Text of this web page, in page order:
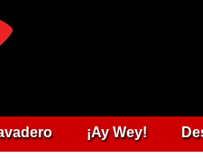
¡Ay Wey!